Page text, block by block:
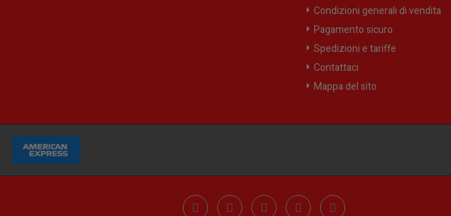
Condizioni generali di vendita
Pagamento sicuro
Spedizioni e tariffe
Contattaci
Mappa del sito